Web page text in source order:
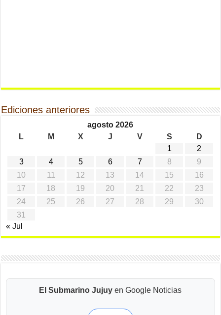
Ediciones anteriores
agosto 2026
L
M X J V S
D
1
2
3
4 5 6 7 8
9
10
11 12 13 14 15
16
17
18 19 20 21 22
23
24
25 26 27 28 29
30
31
« Jul
El Submarino Jujuy en Google Noticias